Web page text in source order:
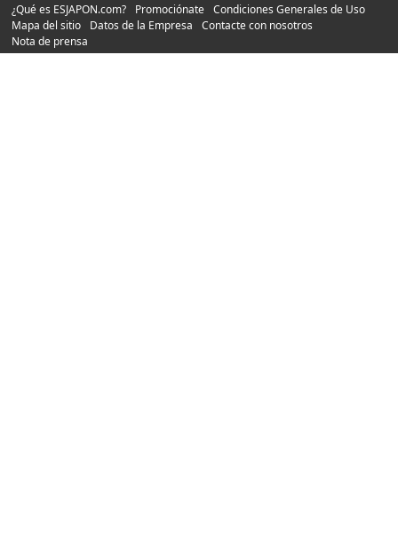
¿Qué es ESJAPON.com?
Promociónate
Condiciones Generales de Uso
Mapa del sitio
Datos de la Empresa
Contacte con nosotros
Nota de prensa